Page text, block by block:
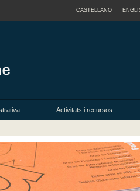
CASTELLANO
Activitats i recursos